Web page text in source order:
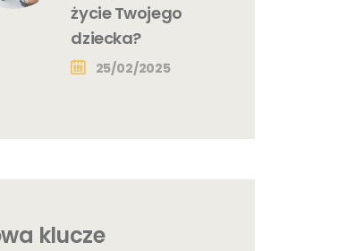
życie Twojego
dziecka?
25/02/2025
klucze